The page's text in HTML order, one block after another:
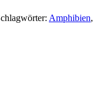
Amphibien,